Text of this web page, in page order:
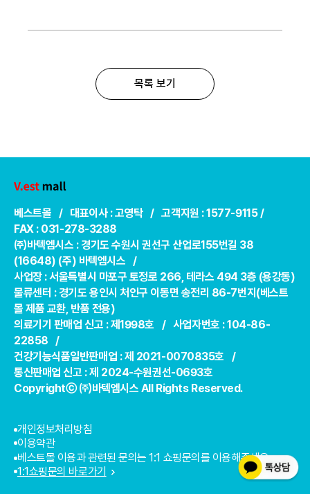
목록 보기
베스트몰 / 대표이사 : 고영탁 / 고객지원 : 1577-9115 /
FAX : 031-278-3288
㈜바텍엠시스 : 경기도 수원시 권선구 산업로155번길 38
(16648) (주) 바텍엠시스 /
사업장 : 서울특별시 마포구 토정로 266, 테라스 494 3층 (용강동)
물류센터 : 경기도 용인시 처인구 이동면 송전리 86-7번지(베스트
몰 제품 교환, 반품 전용)
의료기기 판매업 신고 : 제1998호 / 사업자번호 : 104-86-
22858 /
건강기능식품일반판매업 : 제 2021-0070835호 /
통신판매업 신고 : 제 2024-수원권선-0693호
Copyrightⓒ ㈜바텍엠시스 All Rights Reserved.
개인정보처리방침
이용약관
베스트몰 이용과 관련된 문의는 1:1 쇼핑문의를 이용해주세요.
1:1쇼핑문의 바로가기